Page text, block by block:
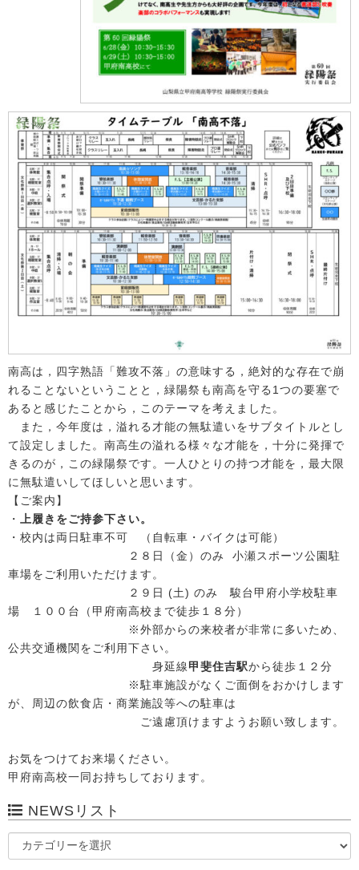
南高は，四字熟語「難攻不落」の意味する，絶対的な存在で崩
れることないということと，緑陽祭も南高を守る1つの要塞で
あると感じたことから，このテーマを考えました。
また，今年度は，溢れる才能の無駄遣いをサブタイトルとし
て設定しました。南高生の溢れる様々な才能を，十分に発揮で
きるのが，この緑陽祭です。一人ひとりの持つ才能を，最大限
に無駄遣いしてほしいと思います。
【ご案内】
・ 上履きをご持参下さい。
・校内は両日駐車不可 （自転車・バイクは可能）
２８日（金）のみ 小瀬スポーツ公園駐
車場をご利用いただけます。
２９日 (土) のみ 駿台甲府小学校駐車
場 １００台（甲府南高校まで徒歩１８分）
※外部からの来校者が非常に多いため、
公共交通機関をご利用下さい。
身延線 甲斐住吉駅から徒歩１２分
※駐車施設がなくご面倒をおかけします
が、周辺の飲食店・商業施設等への駐車は
ご遠慮頂けますようお願い致します。
お気をつけてお来場ください。
甲府南高校一同お持ちしております。
NEWSリスト